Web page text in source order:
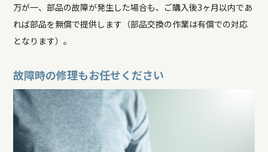
万が一、部品の故障が発生した場合も、ご購入後3ヶ月以内であ
れば部品を無償で提供します（部品交換の作業は有償での対応
となります）。
故障時の修理もお任せください